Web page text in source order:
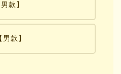
款】
男款】